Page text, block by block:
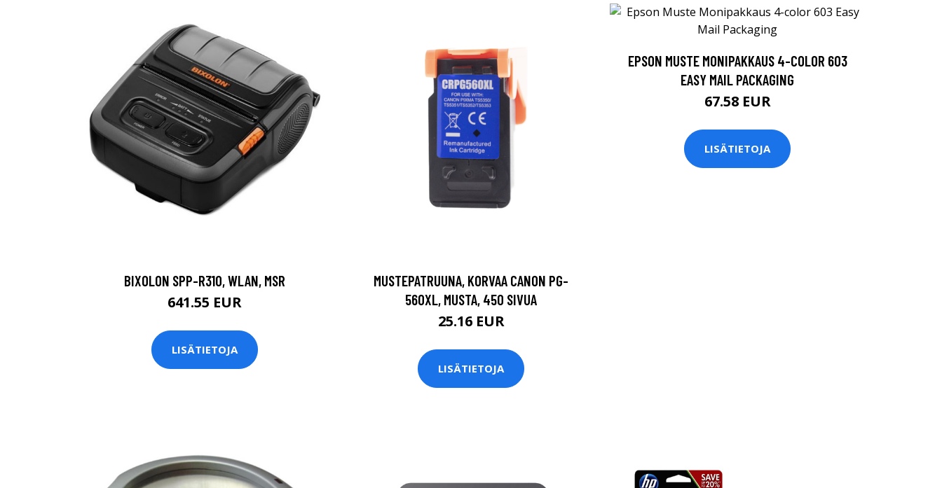
BIXOLON SPP-R310, WLAN, MSR
641.55 EUR
LISÄTIETOJA
MUSTEPATRUUNA, KORVAA CANON PG-
560XL, MUSTA, 450 SIVUA
25.16 EUR
LISÄTIETOJA
EPSON MUSTE MONIPAKKAUS 4-COLOR 603
EASY MAIL PACKAGING
67.58 EUR
LISÄTIETOJA